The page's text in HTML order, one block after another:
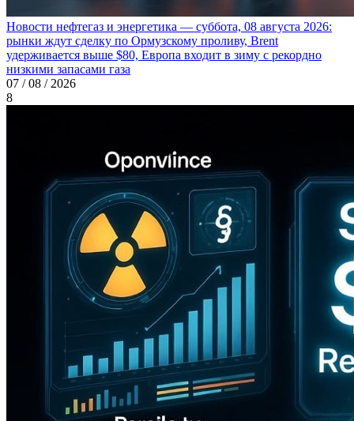
Новости нефтегаз и энергетика — суббота, 08 августа 2026:
рынки ждут сделку по Ормузскому проливу, Brent
удерживается выше $80, Европа входит в зиму с рекордно
низкими запасами газа
07 / 08 / 2026
8